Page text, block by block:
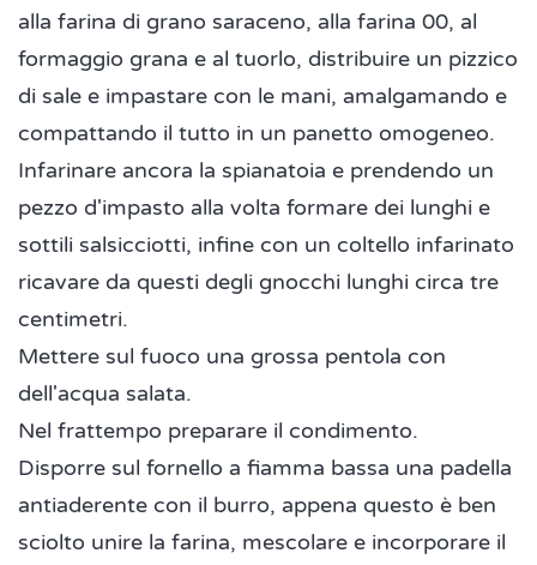
alla farina di grano saraceno, alla farina 00, al
formaggio grana e al tuorlo, distribuire un pizzico
di sale e impastare con le mani, amalgamando e
compattando il tutto in un panetto omogeneo.
Infarinare ancora la spianatoia e prendendo un
pezzo d'impasto alla volta formare dei lunghi e
sottili salsicciotti, infine con un coltello infarinato
ricavare da questi degli gnocchi lunghi circa tre
centimetri.
Mettere sul fuoco una grossa pentola con
dell'acqua salata.
Nel frattempo preparare il condimento.
Disporre sul fornello a fiamma bassa una padella
antiaderente con il burro, appena questo è ben
sciolto unire la farina, mescolare e incorporare il